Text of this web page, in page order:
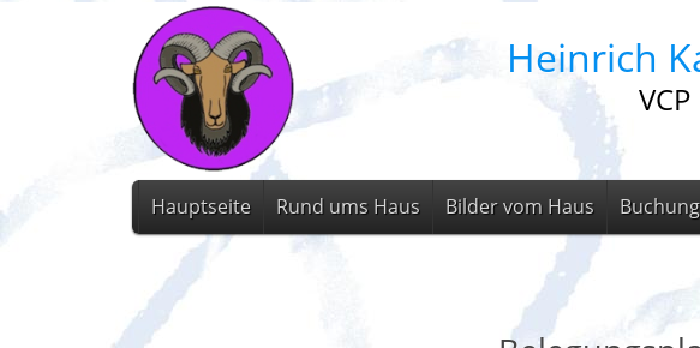
Heinrich
Hauptseite Rund ums Haus Bilder vom Haus Buchung